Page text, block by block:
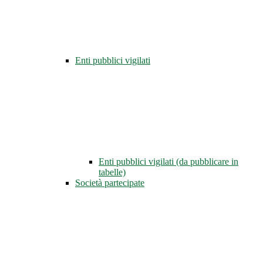
Enti pubblici vigilati
Enti pubblici vigilati (da pubblicare in
tabelle)
Società partecipate